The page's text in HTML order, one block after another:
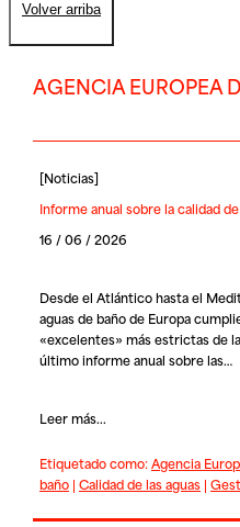
Volver arriba
AGENCIA EUROPEA
[Noticias]
Informe anual sobre la calidad
16 / 06 / 2026
Desde el Atlántico hasta el
aguas de baño de Europa
«excelentes» más estrictas de
último informe anual sobre las…
Leer más...
Etiquetado como:Agencia
baño| Calidad de las aguas|